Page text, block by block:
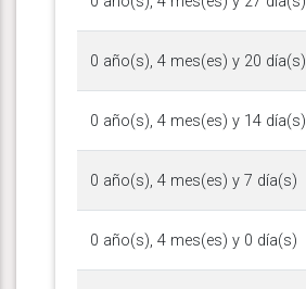
0 año(s), 4 mes(es) y 20 día(s)
0 año(s), 4 mes(es) y 14 día(s)
0 año(s), 4 mes(es) y 7 día(s)
0 año(s), 4 mes(es) y 0 día(s)